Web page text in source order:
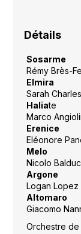
Détails
Sosarme
Rémy Brès-
Elmira
Sarah Charles
Haliate
Marco
Erenice
Eléonore
Melo
Nicolo
Argone
Logan Lopez
Altomaro
Giacomo
Orchestre de